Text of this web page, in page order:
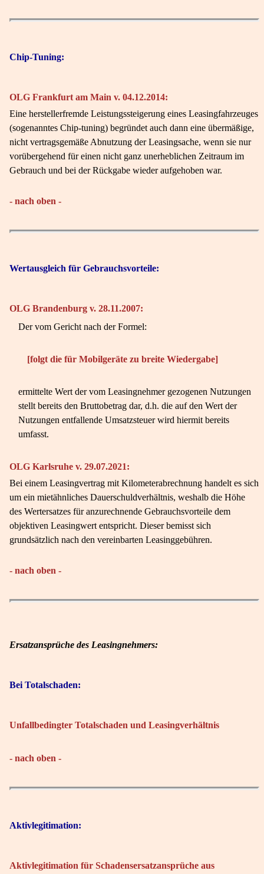
Chip-Tuning:
OLG Frankfurt am Main v. 04.12.2014:
Eine herstellerfremde Leistungssteigerung eines Leasingfahrzeuges
(sogenanntes Chip-tuning) begründet auch dann eine übermäßige,
nicht vertragsgemäße Abnutzung der Leasingsache, wenn sie nur
vorübergehend für einen nicht ganz unerheblichen Zeitraum im
Gebrauch und bei der Rückgabe wieder aufgehoben war.
- nach oben -
Wertausgleich für Gebrauchsvorteile:
OLG Brandenburg v. 28.11.2007:
Der vom Gericht nach der Formel:
[folgt die für Mobilgeräte zu breite Wiedergabe]
ermittelte Wert der vom Leasingnehmer gezogenen Nutzungen
stellt bereits den Bruttobetrag dar, d.h. die auf den Wert der
Nutzungen entfallende Umsatzsteuer wird hiermit bereits
umfasst.
OLG Karlsruhe v. 29.07.2021:
Bei einem Leasingvertrag mit Kilometerabrechnung handelt es sich
um ein mietähnliches Dauerschuldverhältnis, weshalb die Höhe
des Wertersatzes für anzurechnende Gebrauchsvorteile dem
objektiven Leasingwert entspricht. Dieser bemisst sich
grundsätzlich nach den vereinbarten Leasinggebühren.
- nach oben -
Ersatzansprüche des Leasingnehmers:
Bei Totalschaden:
Unfallbedingter Totalschaden und Leasingverhältnis
- nach oben -
Aktivlegitimation:
Aktivlegitimation für Schadensersatzansprüche aus